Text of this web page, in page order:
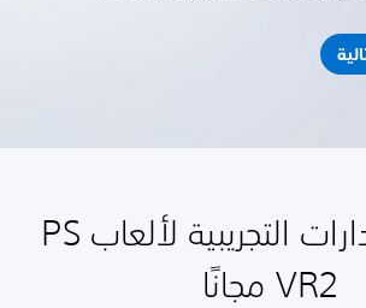
جرب الإصدارات التجريبية لألعاب PS
VR2 مجانًا